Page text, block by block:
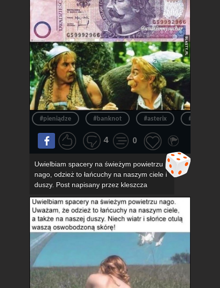
#pieniądze #banknot #asterix #pieniądz
4 0
Uwielbiam spacery na świeżym powietrzu
nago, odzież to łańcuchy na naszym ciele i
duszy. Post napisany przez kleszcza